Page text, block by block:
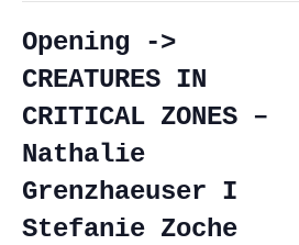
Opening ->
CREATURES IN
CRITICAL ZONES –
Nathalie
Grenzhaeuser I
Stefanie Zoche